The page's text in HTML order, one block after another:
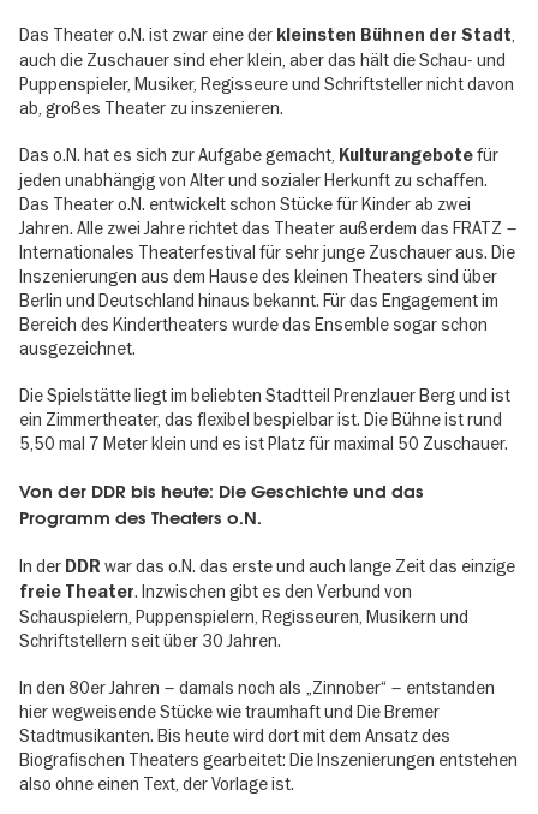
Das Theater o.N. ist zwar eine der kleinsten Bühnen der Stadt
auch die Zuschauer sind eher klein, aber das hält die Schau- und
Puppenspieler, Musiker, Regisseure und Schriftsteller nicht davon
ab, großes Theater zu inszenieren.
Das o.N. hat es sich zur Aufgabe gemacht, Kulturangebotefür
jeden unabhängig von Alter und sozialer Herkunft zu schaffen.
Das Theater o.N. entwickelt schon Stücke für Kinder ab zwei
Jahren. Alle zwei Jahre richtet das Theater außerdem das FRATZ –
Internationales Theaterfestival für sehr junge Zuschauer aus. Die
Inszenierungen aus dem Hause des kleinen Theaters sind über
Berlin und Deutschland hinaus bekannt. Für das Engagement im
Bereich des Kindertheaters wurde das Ensemble sogar schon
ausgezeichnet.
Die Spielstätte liegt im beliebten Stadtteil Prenzlauer Berg und ist
ein Zimmertheater, das flexibel bespielbar ist. Die Bühne ist rund
5,50 mal 7 Meter klein und es ist Platz für maximal 50 Zuschauer.
Von der DDR bis heute: Die Geschichte und das
Programm des Theaters o.N.
In der DDR war das o.N. das erste und auch lange Zeit das einzige
freie Theater. Inzwischen gibt es den Verbund von
Schauspielern, Puppenspielern, Regisseuren, Musikern und
Schriftstellern seit über 30 Jahren.
In den 80er Jahren – damals noch als „Zinnober“ – entstanden
hier wegweisende Stücke wie traumhaft und Die Bremer
Stadtmusikanten. Bis heute wird dort mit dem Ansatz des
Biografischen Theaters gearbeitet: Die Inszenierungen entstehen
also ohne einen Text, der Vorlage ist.